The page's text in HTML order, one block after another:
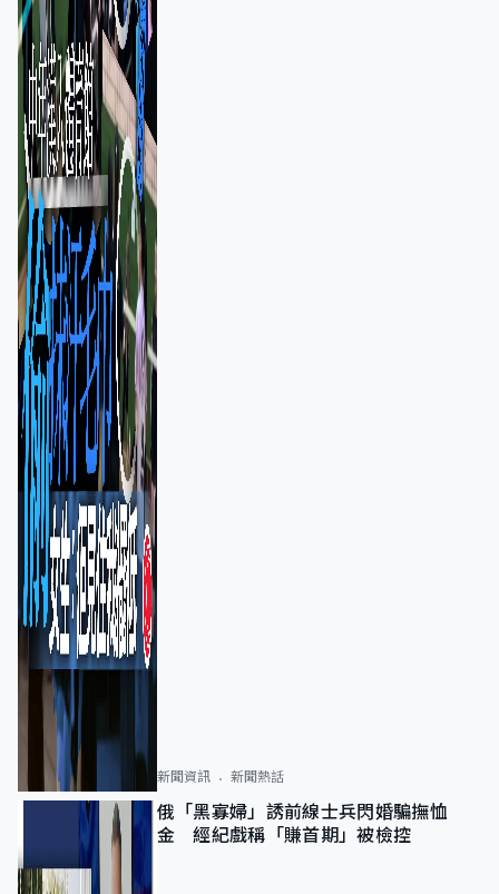
新聞資訊 新聞熱話
俄「黑寡婦」誘前線士兵閃婚騙撫恤
金 經紀戲稱「賺首期」被檢控